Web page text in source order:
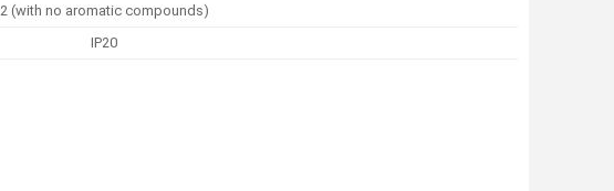
2 (with no aromatic compounds)
IP20